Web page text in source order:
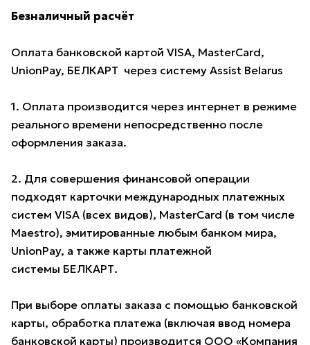
Безналичный расчёт
Оплата банковской картой VISA, MasterCard,
UnionPay, БЕЛКАРТ через систему Assist Belarus
1. Оплата производится через интернет в режиме
реального времени непосредственно после
оформления заказа.
2. Для совершения финансовой операции
подходят карточки международных платежных
систем VISA (всех видов), MasterCard (в том числе
Maestro), эмитированные любым банком мира,
UnionPay, а также карты платежной
системы БЕЛКАРТ.
При выборе оплаты заказа с помощью банковской
карты, обработка платежа (включая ввод номера
банковской карты) производится ООО «Компания